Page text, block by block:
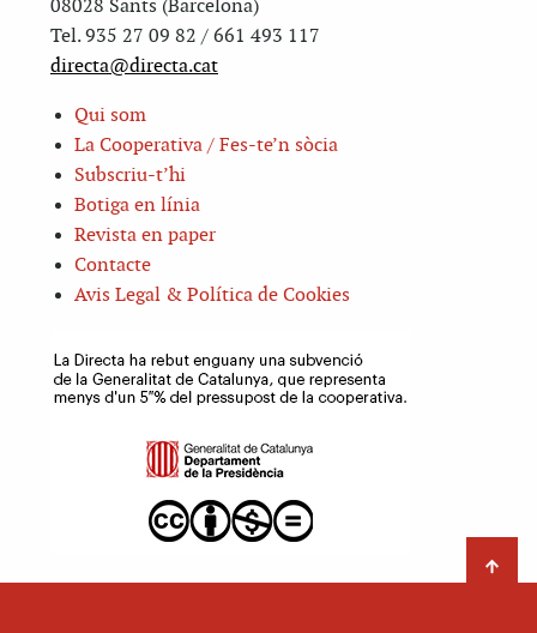
08028 Sants (Barcelona)
Tel. 935 27 09 82 / 661 493 117
directa@directa.cat
Qui som
La Cooperativa / Fes-te’n sòcia
Subscriu-t’hi
Botiga en línia
Revista en paper
Contacte
Avis Legal & Política de Cookies